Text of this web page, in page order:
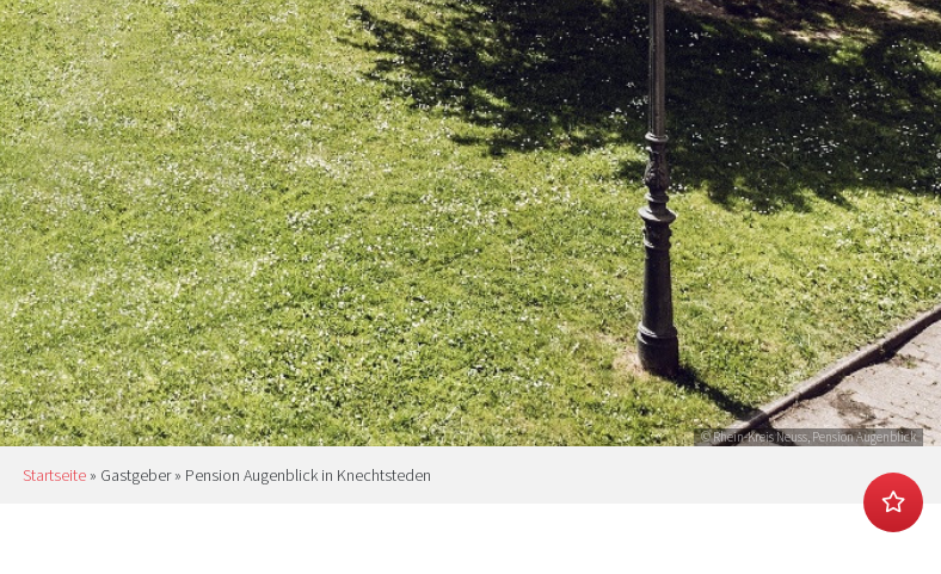
© Rhein-Kreis Neuss, Pension Augenblick
Startseite » Gastgeber» Pension Augenblick in Knechtsteden